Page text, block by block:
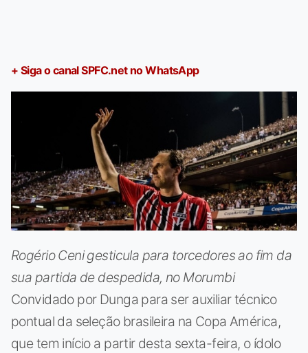
+ Siga o canal SPFC.net no WhatsApp
Rogério Ceni gesticula para torcedores ao fim da
sua partida de despedida, no Morumbi
Convidado por Dunga para ser auxiliar técnico
pontual da seleção brasileira na Copa América,
que tem início a partir desta sexta-feira, o ídolo